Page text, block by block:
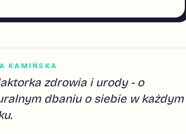
KAMIŃSKA
zdrowia i urody - o
dbaniu o siebie w każdym